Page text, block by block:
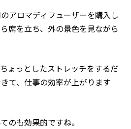
アロマディフューザーを購入し
席を立ち、外の景色を見ながら
ょっとしたストレッチをするだ
て、仕事の効率が上がります
のも効果的ですね。